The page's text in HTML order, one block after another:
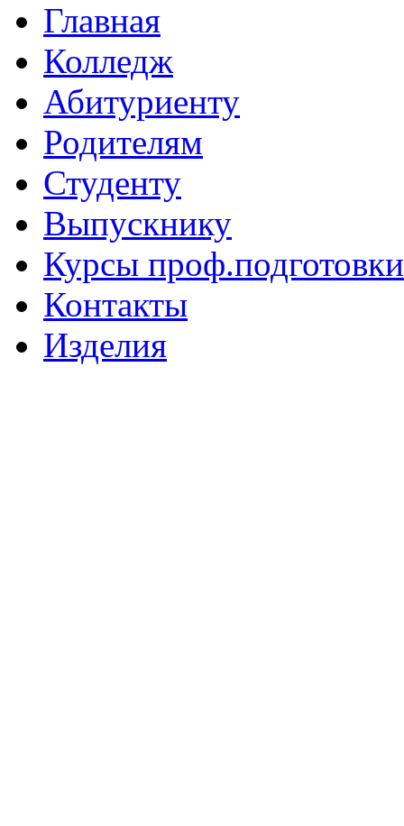
Главная
Колледж
Абитуриенту
Родителям
Студенту
Выпускнику
Курсы проф.подготовки
Контакты
Изделия